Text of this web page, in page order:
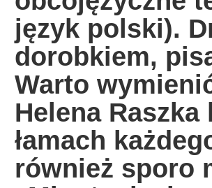
język polski).
dorobkiem,
Warto
Helena
łamach
również sporo